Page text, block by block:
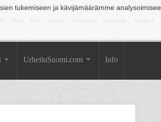
tukemiseen ja kävijämäärämme
UrheiluSuomi.com Info